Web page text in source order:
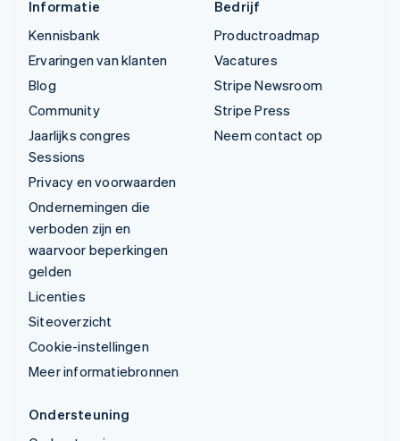
Informatie
Kennisbank
Ervaringen van klanten
Blog
Community
Jaarlijks congres
Sessions
Privacy en voorwaarden
Ondernemingen die
verboden zijn en
waarvoor beperkingen
gelden
Licenties
Siteoverzicht
Cookie-instellingen
Meer informatiebronnen
Bedrijf
Productroadmap
Vacatures
Stripe Newsroom
Stripe Press
Neem contact op
Ondersteuning